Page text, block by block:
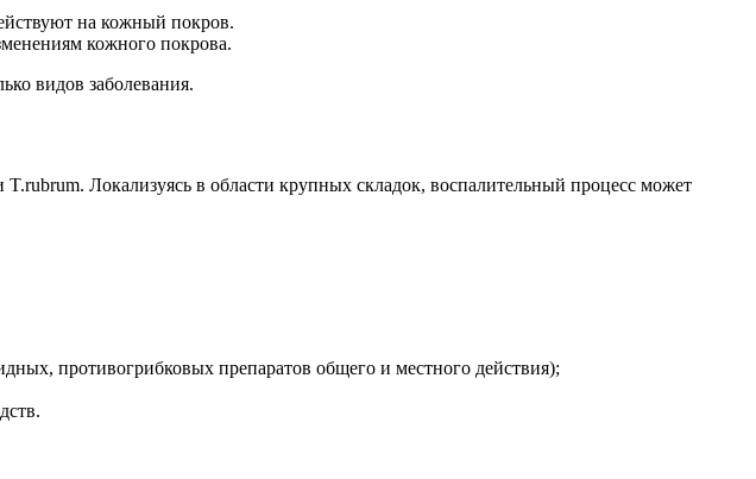
на кожный покров.
кожного покрова.
видов заболевания.
Локализуясь в области крупных складок, воспалительный процесс может
противогрибковых препаратов общего и местного действия);